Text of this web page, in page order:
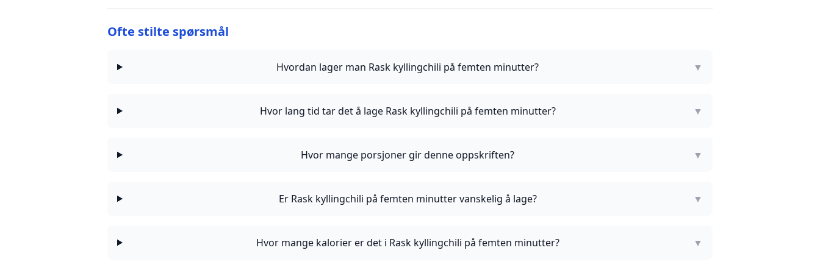
Ofte stilte spørsmål
Hvordan lager man Rask kyllingchili på femten minutter? ▼
Hvor lang tid tar det å lage Rask kyllingchili på femten minutter? ▼
Hvor mange porsjoner gir denne oppskriften? ▼
Er Rask kyllingchili på femten minutter vanskelig å lage? ▼
Hvor mange kalorier er det i Rask kyllingchili på femten minutter? ▼